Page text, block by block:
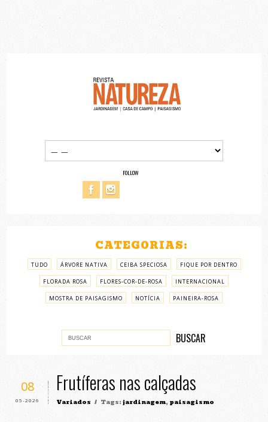
FOLLOW
CATEGORIAS:
TUDO ÁRVORE NATIVA CEIBA SPECIOSA FIQUE POR DENTRO
FLORADA ROSA FLORES-COR-DE-ROSA INTERNACIONAL
MOSTRA DE PAISAGISMO NOTÍCIA PAINEIRA-ROSA
08
05-2026
Frutíferas nas calçadas
Variados / Tags:jardinagem, paisagismo